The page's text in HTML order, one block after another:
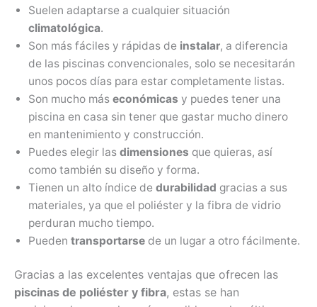
Suelen adaptarse a cualquier situación
climatológica.
Son más fáciles y rápidas de instalar, a diferencia
de las piscinas convencionales, solo se necesitarán
unos pocos días para estar completamente listas.
Son mucho más económicas y puedes tener una
piscina en casa sin tener que gastar mucho dinero
en mantenimiento y construcción.
Puedes elegir las dimensiones que quieras, así
como también su diseño y forma.
Tienen un alto índice de durabilidad gracias a sus
materiales, ya que el poliéster y la fibra de vidrio
perduran mucho tiempo.
Pueden transportarse de un lugar a otro fácilmente.
Gracias a las excelentes ventajas que ofrecen las
piscinas de poliéster y fibra, estas se han